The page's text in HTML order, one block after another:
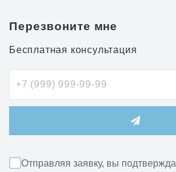
Перезвоните мне
Бесплатная консультация
Отправляя заявку, вы